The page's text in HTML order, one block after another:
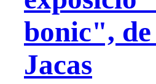
bonic",
Jacas